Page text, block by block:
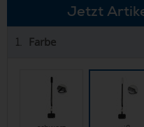
Jetzt
1. Farbe